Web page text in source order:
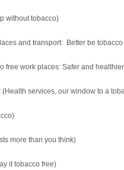
without tobacco)
and transport: Better be tobacco
work places: Safer and
services, our window to a
more than you think)
it tobacco free)